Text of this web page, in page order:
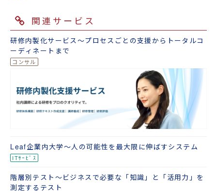
関連サービス
研修内製化サービス～プロセスごとの支援からトータルコ
ーディネートまで
Leaf企業内大学～人の可能性を最大限に伸ばすシステム
階層別テスト～ビジネスで必要な「知識」と「活用力」を
測定するテスト